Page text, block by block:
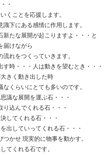
・
くことを応援します。
下にある感情に作用します。
たな展開が起こりますよ・・・と
届けながら
れをつくっていきます。
時・・・人は動きを望むとき・・・
きく動き出した時
くらいにとても多いのです。
議な展開を運ぶ石・・・
込んでくれる石・・・
してくれる石・・・
出していってくれる石・・・
かせ 現実的に物事を動かす。
てくれる石です。